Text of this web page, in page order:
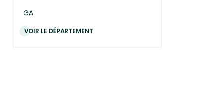
GA
VOIR LE DÉPARTEMENT